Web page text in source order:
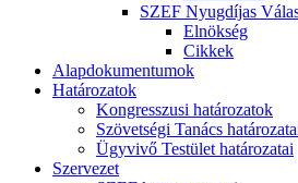
SZEF Nyugdíjas
Elnökség
Cikkek
Alapdokumentumok
Határozatok
Kongresszusi határozatok
Szövetségi Tanács
Ügyvivő Testület határozatai
Szervezet